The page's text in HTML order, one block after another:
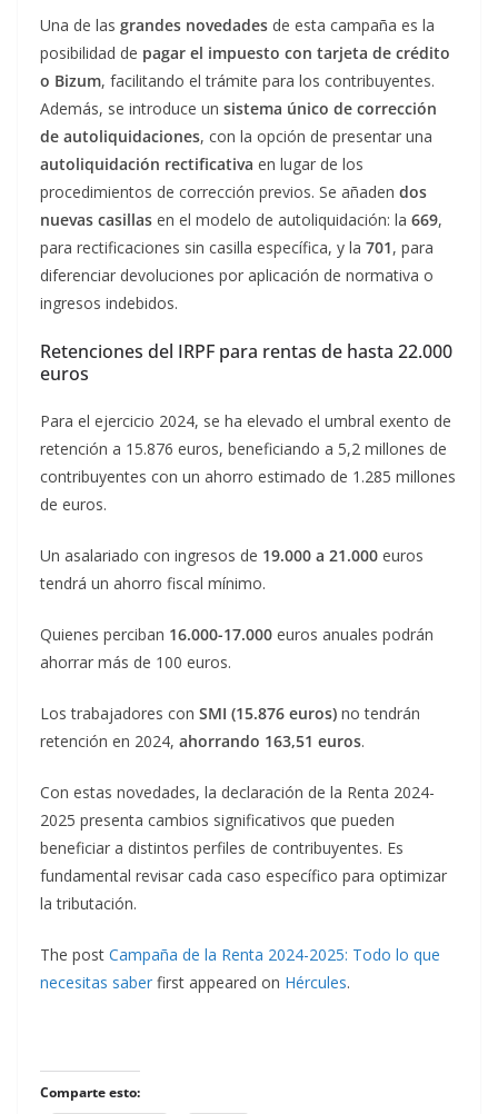
Una de las grandes novedades de esta campaña es la
posibilidad de pagar el impuesto con tarjeta de crédito
o Bizum, facilitando el trámite para los contribuyentes.
Además, se introduce un sistema único de corrección
de autoliquidaciones, con la opción de presentar una
autoliquidación rectificativa en lugar de los
procedimientos de corrección previos. Se añaden dos
nuevas casillas en el modelo de autoliquidación: la 669,
para rectificaciones sin casilla específica, y la 701, para
diferenciar devoluciones por aplicación de normativa o
ingresos indebidos.
Retenciones del IRPF para rentas de hasta 22.000
euros
Para el ejercicio 2024, se ha elevado el umbral exento de
retención a 15.876 euros, beneficiando a 5,2 millones de
contribuyentes con un ahorro estimado de 1.285 millones
de euros.
Un asalariado con ingresos de 19.000 a 21.000 euros
tendrá un ahorro fiscal mínimo.
Quienes perciban 16.000-17.000 euros anuales podrán
ahorrar más de 100 euros.
Los trabajadores con SMI (15.876 euros) no tendrán
retención en 2024, ahorrando 163,51 euros.
Con estas novedades, la declaración de la Renta 2024-
2025 presenta cambios significativos que pueden
beneficiar a distintos perfiles de contribuyentes. Es
fundamental revisar cada caso específico para optimizar
la tributación.
The post Campaña de la Renta 2024-2025: Todo lo que
necesitas saber first appeared on Hércules.
Comparte esto: